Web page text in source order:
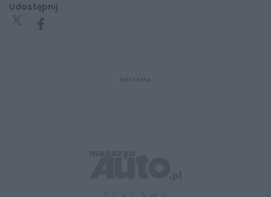
Udostępnij